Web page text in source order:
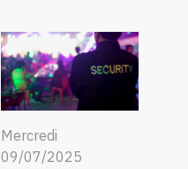
Mercredi
09/07/2025